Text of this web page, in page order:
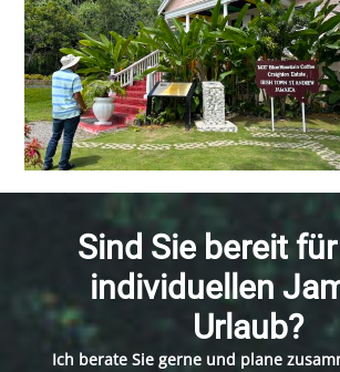
Sind Sie bereit
individuellen
Urlaub?
Ich berate Sie gerne und plane